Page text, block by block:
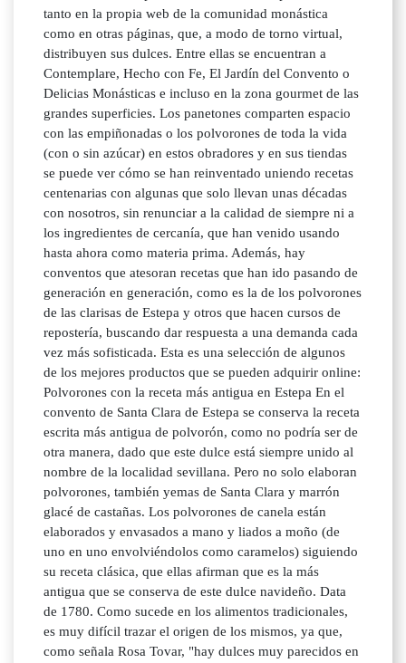
tanto en la propia web de la comunidad monástica
como en otras páginas, que, a modo de torno virtual,
distribuyen sus dulces. Entre ellas se encuentran a
Contemplare, Hecho con Fe, El Jardín del Convento o
Delicias Monásticas e incluso en la zona gourmet de las
grandes superficies. Los panetones comparten espacio
con las empiñonadas o los polvorones de toda la vida
(con o sin azúcar) en estos obradores y en sus tiendas
se puede ver cómo se han reinventado uniendo recetas
centenarias con algunas que solo llevan unas décadas
con nosotros, sin renunciar a la calidad de siempre ni a
los ingredientes de cercanía, que han venido usando
hasta ahora como materia prima. Además, hay
conventos que atesoran recetas que han ido pasando de
generación en generación, como es la de los polvorones
de las clarisas de Estepa y otros que hacen cursos de
repostería, buscando dar respuesta a una demanda cada
vez más sofisticada. Esta es una selección de algunos
de los mejores productos que se pueden adquirir online:
Polvorones con la receta más antigua en Estepa En el
convento de Santa Clara de Estepa se conserva la receta
escrita más antigua de polvorón, como no podría ser de
otra manera, dado que este dulce está siempre unido al
nombre de la localidad sevillana. Pero no solo elaboran
polvorones, también yemas de Santa Clara y marrón
glacé de castañas. Los polvorones de canela están
elaborados y envasados a mano y liados a moño (de
uno en uno envolviéndolos como caramelos) siguiendo
su receta clásica, que ellas afirman que es la más
antigua que se conserva de este dulce navideño. Data
de 1780. Como sucede en los alimentos tradicionales,
es muy difícil trazar el origen de los mismos, ya que,
como señala Rosa Tovar, "hay dulces muy parecidos en